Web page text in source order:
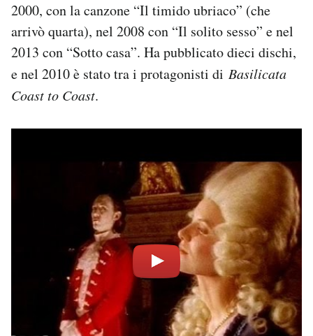
2000, con la canzone “Il timido ubriaco” (che
arrivò quarta), nel 2008 con “Il solito sesso” e nel
2013 con “Sotto casa”. Ha pubblicato dieci dischi,
e nel 2010 è stato tra i protagonisti di Basilicata
Coast to Coast.